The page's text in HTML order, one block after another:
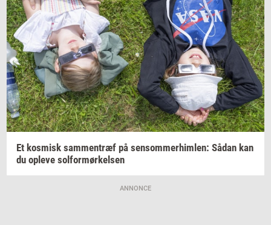
Et kos­misk sam­men­træf på sen­som­mer­him­len: Sådan kan
du op­le­ve sol­for­mør­kel­sen
ANNONCE